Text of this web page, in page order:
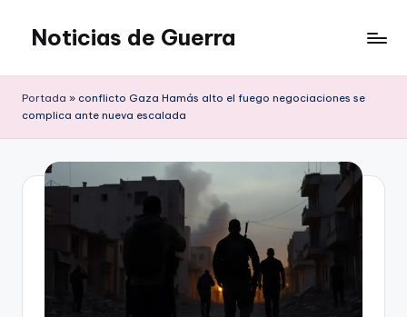
Saltar
contenido
Noticias de Guerra
Portada » conflicto Gaza Hamás alto el fuego negociaciones se
complica ante nueva escalada